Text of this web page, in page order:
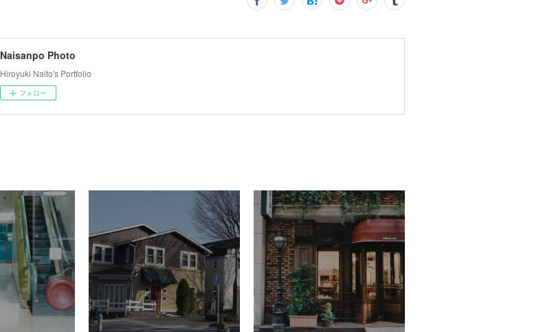
Naisanpo Photo
Hiroyuki Naito's Portfolio
フォロー